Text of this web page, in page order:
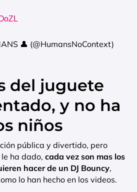
👤 (@HumansNoContext)
del juguete
y no ha
niños
pública y divertido, pero
ha dado, cada vez son mas los
hacer de un DJ Bouncy,
lo han hecho en los videos.